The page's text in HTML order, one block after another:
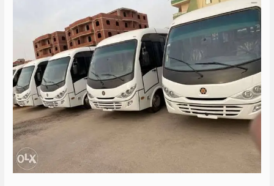
ايجار
متسوبيشي
راكب
دهب